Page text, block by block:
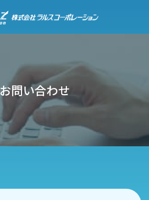
お問い合わせ